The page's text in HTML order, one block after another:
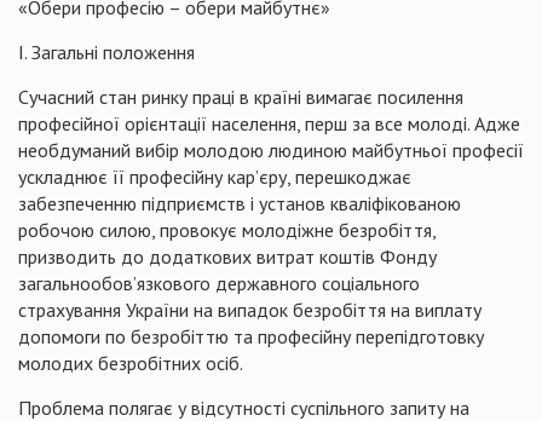
«Обери професію – обери майбутнє»
І. Загальні положення
Сучасний стан ринку праці в країні вимагає посилення
професійної орієнтації населення, перш за все молоді. Адже
необдуманий вибір молодою людиною майбутньої професії
ускладнює її професійну кар’єру, перешкоджає
забезпеченню підприємств і установ кваліфікованою
робочою силою, провокує молодіжне безробіття,
призводить до додаткових витрат коштів Фонду
загальнообов’язкового державного соціального
страхування України на випадок безробіття на виплату
допомоги по безробіттю та професійну перепідготовку
молодих безробітних осіб.
Проблема полягає у відсутності суспільного запиту на